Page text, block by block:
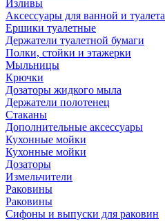
Изливы
Аксессуары для ванной и туалета
Ершики туалетные
Держатели туалетной бумаги
Полки, стойки и этажерки
Мыльницы
Крючки
Дозаторы жидкого мыла
Держатели полотенец
Стаканы
Дополнительные аксессуары
Кухонные мойки
Кухонные мойки
Дозаторы
Измельчители
Раковины
Раковины
Сифоны и выпуски для раковин